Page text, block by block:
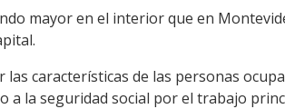
mayor en el interior que en
características de las personas
a la seguridad social por el trabajo